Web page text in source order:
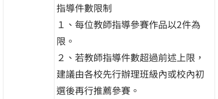
指導件數限制
１、每位教師指導參賽作品以2件為
限。
２、若教師指導件數超過前述上限，
建議由各校先行辦理班級內或校內初
選後再行推薦參賽。